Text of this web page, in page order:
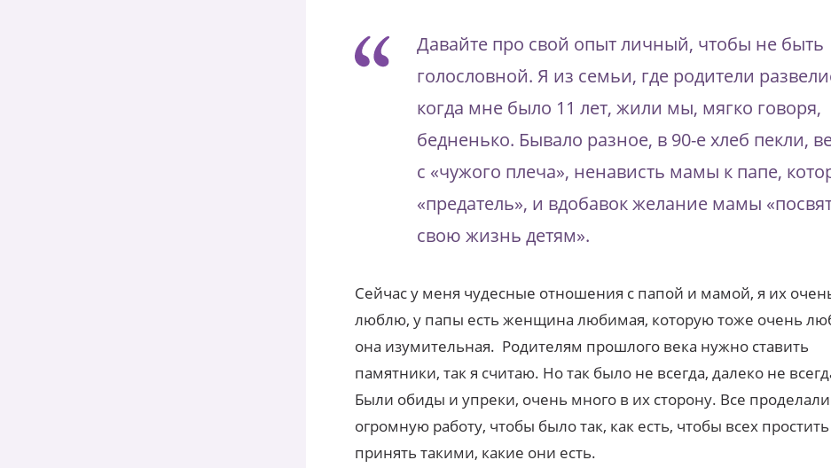
Давайте про свой опыт личный, чтобы не быть
голословной. Я из семьи, где родители
когда мне было 11 лет, жили мы, мягко говоря,
бедненько. Бывало разное, в 90-е хлеб пекли,
с «чужого плеча», ненависть мамы к папе,
«предатель», и вдобавок желание мамы
свою жизнь детям».
Сейчас у меня чудесные отношения с папой и мамой, я их
люблю, у папы есть женщина любимая, которую тоже очень
она изумительная. Родителям прошлого века нужно ставить
памятники, так я считаю. Но так было не всегда, далеко не
Были обиды и упреки, очень много в их сторону. Все проделали
огромную работу, чтобы было так, как есть, чтобы всех
принять такими, какие они есть.